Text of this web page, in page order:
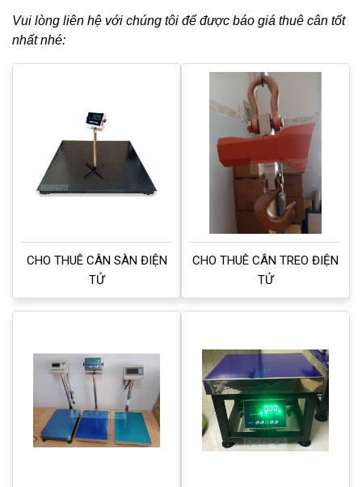
Vui lòng liên hệ với chúng tôi để được báo giá thuê cân tốt
nhất nhé:
CHO THUÊ CÂN SÀN ĐIỆN
TỬ
CHO THUÊ CÂN TREO ĐIỆN
TỬ